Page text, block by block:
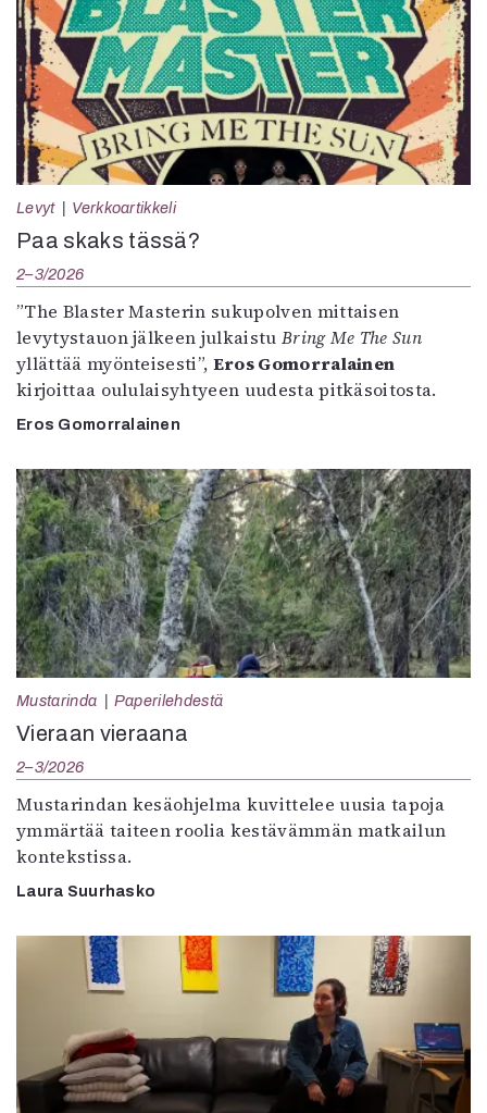
Levyt Verkkoartikkeli
Paa skaks tässä?
2–3/2026
”The Blaster Masterin sukupolven mittaisen
levytystauon jälkeen julkaistu Bring Me The Sun
yllättää myönteisesti”, Eros Gomorralainen
kirjoittaa oululaisyhtyeen uudesta pitkäsoitosta.
Eros Gomorralainen
Mustarinda Paperilehdestä
Vieraan vieraana
2–3/2026
Mustarindan kesäohjelma kuvittelee uusia tapoja
ymmärtää taiteen roolia kestävämmän matkailun
kontekstissa.
Laura Suurhasko